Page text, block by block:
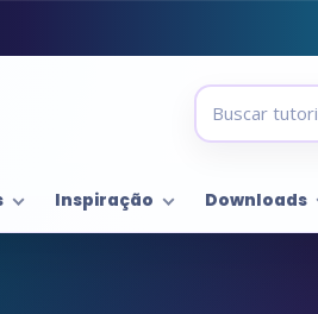
Inspiração Downloads